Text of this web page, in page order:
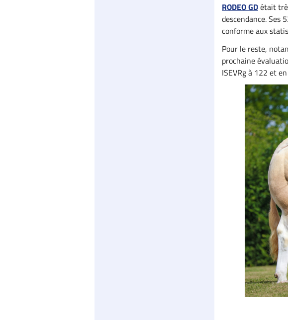
RODEO GDétait
descendance. Ses
conforme aux
Pour le reste,
prochaine
ISEVRg à 122 et